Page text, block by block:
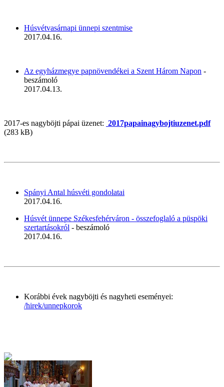
Húsvétvasárnapi ünnepi szentmise
2017.04.16.
Az egyházmegye papnövendékei a Szent Három Napon -
beszámoló
2017.04.13.
2017-es nagyböjti pápai üzenet: 2017papainagybojtiuzenet.pdf
(283 kB)
Spányi Antal húsvéti gondolatai
2017.04.16.
Húsvét ünnepe Székesfehérváron - összefoglaló a püspöki
szertartásokról - beszámoló
2017.04.16.
Korábbi évek nagyböjti és nagyheti eseményei:
/hirek/unnepkorok